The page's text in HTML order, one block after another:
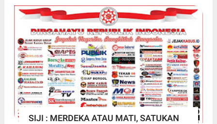
SIJI : MERDEKA ATAU MATI, SATUKAN